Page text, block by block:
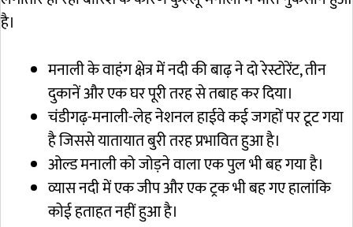
है।
मनाली के वाहंग क्षेत्र में नदी की बाढ़ ने दो रेस्टोरेंट, तीन
दुकानें और एक घर पूरी तरह से तबाह कर दिया।
चंडीगढ़-मनाली-लेह नेशनल हाईवे कई जगहों पर टूट गया
है जिससे यातायात बुरी तरह प्रभावित हुआ है।
ओल्ड मनाली को जोड़ने वाला एक पुल भी बह गया है।
व्यास नदी में एक जीप और एक ट्रक भी बह गए हालांकि
कोई हताहत नहीं हुआ है।